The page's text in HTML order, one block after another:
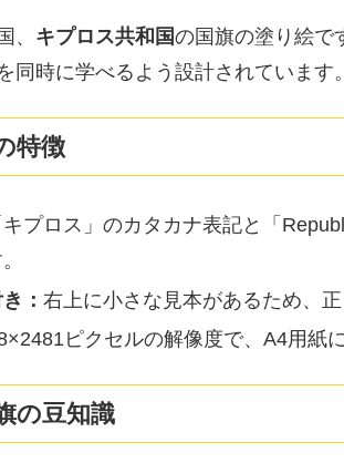
、 キプロス共和国の国旗の塗り絵で
同時に学べるよう設計されています。
特徴
キプロス」のカタカナ表記と「
：右上に小さな見本があるため、
ピクセルの解像度で、A4用紙
の豆知識